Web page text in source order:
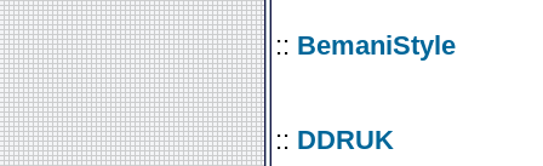
:: BemaniStyle
:: DDRUK